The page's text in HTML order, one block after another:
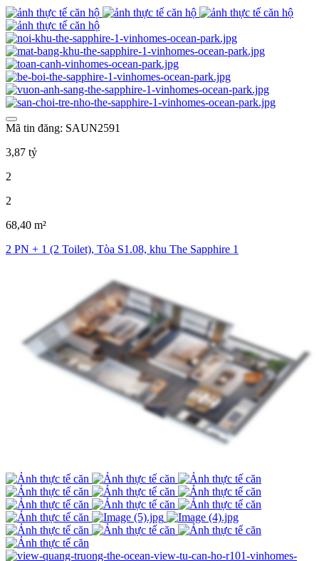
Mã tin đăng: SAUN2591
3,87 tỷ
2
2
68,40 m²
2 PN + 1 (2 Toilet), Tòa S1.08, khu The Sapphire 1